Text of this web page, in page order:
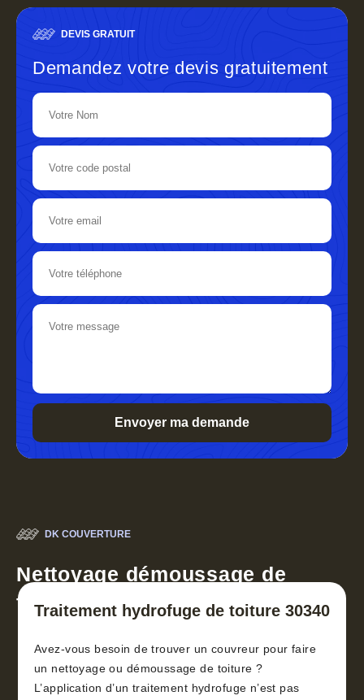
DEVIS GRATUIT
Demandez votre devis gratuitement
DK COUVERTURE
Nettoyage démoussage de
toiture 30
Traitement hydrofuge de toiture 30340
Avez-vous besoin de trouver un couvreur pour faire
un nettoyage ou démoussage de toiture ?
L’application d’un traitement hydrofuge n’est pas